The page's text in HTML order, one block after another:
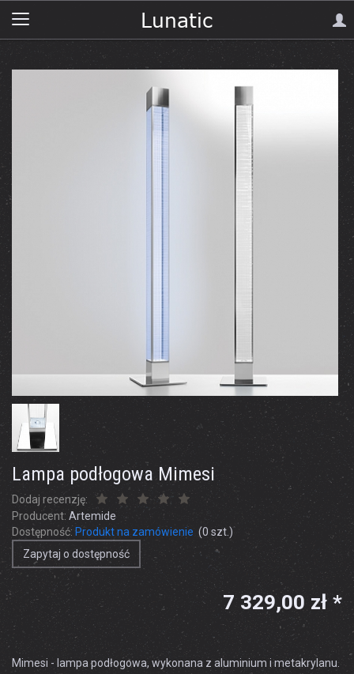
Lampa podłogowa Mimesi
Dodaj recenzję:
Producent: Artemide
Dostępność: Produkt na zamówienie (0 szt.)
Zapytaj o dostępność
7 329,00 zł *
Mimesi - lampa podłogowa, wykonana z aluminium i metakrylanu.